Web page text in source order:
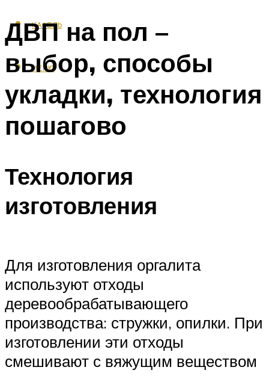
КАФЕЛЬ
МЕНЮ
ДВП на пол –
выбор, способы
укладки, технология
пошагово
Технология
изготовления
Для изготовления оргалита
используют отходы
деревообрабатывающего
производства: стружки, опилки. При
изготовлении эти отходы
смешивают с вяжущим веществом